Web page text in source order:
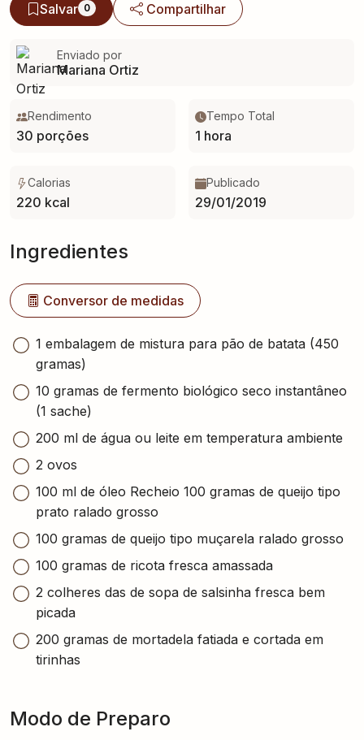
Salvar 0 Compartilhar
Enviado por
Mariana Ortiz
Rendimento
30 porções
Tempo Total
1 hora
Calorias
220 kcal
Publicado
29/01/2019
Ingredientes
Conversor de medidas
1 embalagem de mistura para pão de batata (450
gramas)
10 gramas de fermento biológico seco instantâneo
(1 sache)
200 ml de água ou leite em temperatura ambiente
2 ovos
100 ml de óleo Recheio 100 gramas de queijo tipo
prato ralado grosso
100 gramas de queijo tipo muçarela ralado grosso
100 gramas de ricota fresca amassada
2 colheres das de sopa de salsinha fresca bem
picada
200 gramas de mortadela fatiada e cortada em
tirinhas
Modo de Preparo